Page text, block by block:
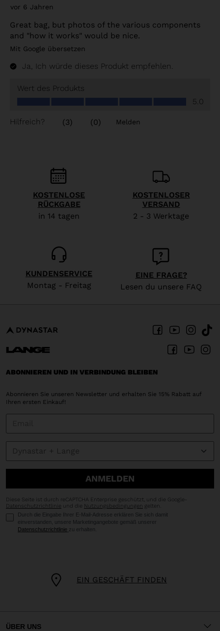
KOSTENLOSE
RÜCKGABE
in 14 tagen
KOSTENLOSER
VERSAND
2 - 3 Werktage
KUNDENSERVICE
Montag - Freitag
EINE FRAGE?
Lesen du unsere FAQ
EIN GESCHÄFT FINDEN
ABONNIEREN UND IN VERBINDUNG BLEIBEN
Abonnieren Sie unseren Newsletter und erhalten Sie 15% Rabatt auf
Ihren ersten Einkauf!
ANMELDEN
Diese Seite ist durch reCAPTCHA Enterprise geschützt, und die Google-
Datenschutzrichtlinie und die Nutzungsbedingungen gelten.
Durch die Eingabe Ihrer E-Mail-Adresse erklären Sie sich damit
einverstanden, unsere Marketingangebote gemäß unserer
Datenschutzrichtlinie zu erhalten.
ÜBER UNS